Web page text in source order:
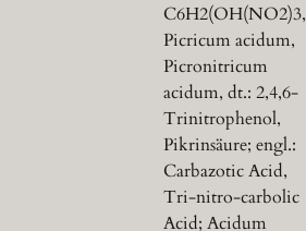
C6H2(OH(NO2)3,
Picricum acidum,
Picronitricum
acidum, dt.: 2,4,6-
Trinitrophenol,
Pikrinsäure; engl.:
Carbazotic Acid,
Tri-nitro-carbolic
Acid; Acidum